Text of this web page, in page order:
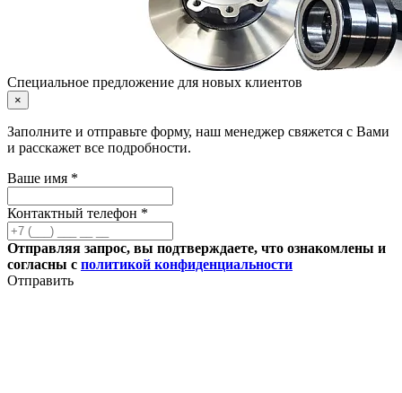
Специальное предложение для новых клиентов
×
Заполните и отправьте форму, наш менеджер свяжется с Вами
и расскажет все подробности.
Ваше имя *
Контактный телефон *
Отправляя запрос, вы подтверждаете, что ознакомлены и
согласны с политикой конфиденциальности
Отправить